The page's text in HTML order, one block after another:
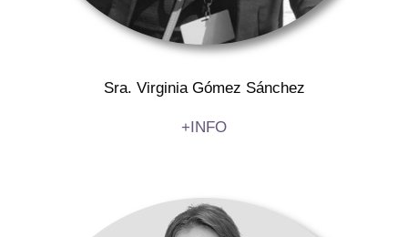
Sra. Virginia Gómez Sánchez
+INFO